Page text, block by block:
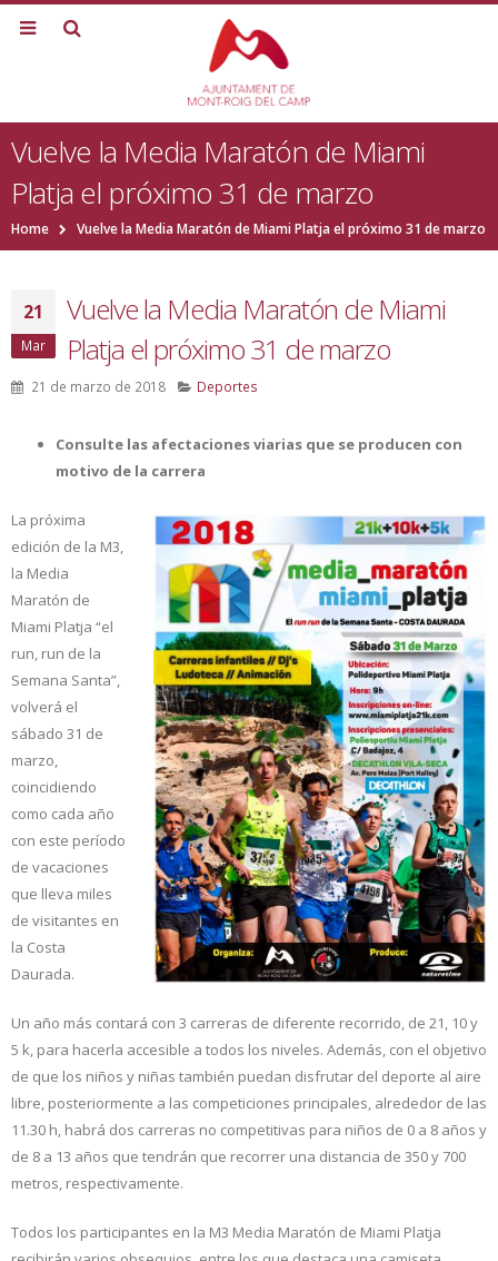
Vuelve la Media Maratón de Miami
Platja el próximo 31 de marzo
Home Vuelve la Media Maratón de Miami Platja el próximo 31 de marzo
21
Mar
Vuelve la Media Maratón de Miami
Platja el próximo 31 de marzo
21 de marzo de 2018 Deportes
Consulte las afectaciones viarias que se producen con
motivo de la carrera
La próxima
edición de la M3,
la Media
Maratón de
Miami Platja “el
run, run de la
Semana Santa”,
volverá el
sábado 31 de
marzo,
coincidiendo
como cada año
con este período
de vacaciones
que lleva miles
de visitantes en
la Costa
Daurada.
Un año más contará con 3 carreras de diferente recorrido, de 21, 10 y
5 k, para hacerla accesible a todos los niveles. Además, con el objetivo
de que los niños y niñas también puedan disfrutar del deporte al aire
libre, posteriormente a las competiciones principales, alrededor de las
11.30 h, habrá dos carreras no competitivas para niños de 0 a 8 años y
de 8 a 13 años que tendrán que recorrer una distancia de 350 y 700
metros, respectivamente.
Todos los participantes en la M3 Media Maratón de Miami Platja